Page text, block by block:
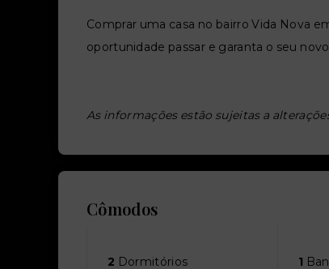
Comprar uma casa no bairro Vida Nova
oportunidade passar e garanta o seu
As informações estão sujeitas a
Cômodos
2 Dormitórios 1